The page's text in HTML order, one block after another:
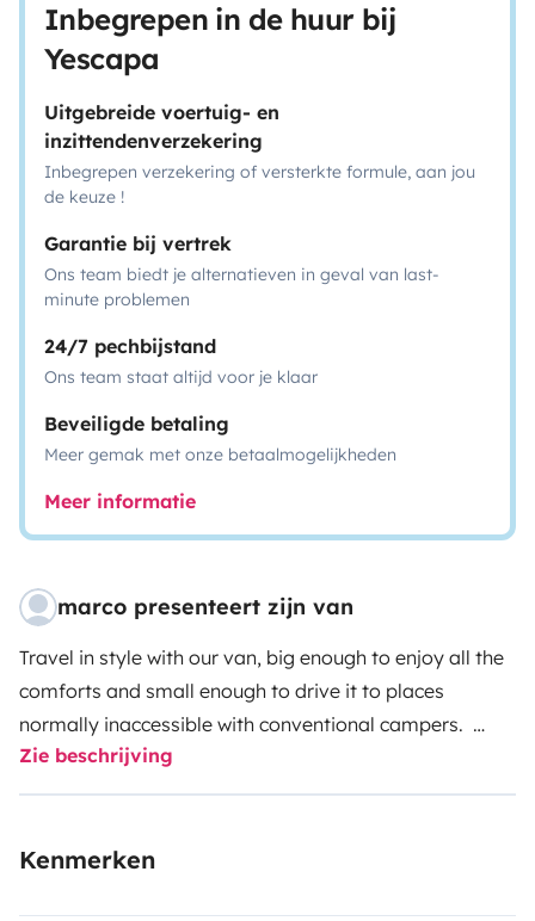
Inbegrepen in de huur bij
Yescapa
Uitgebreide voertuig- en
inzittendenverzekering
Inbegrepen verzekering of versterkte formule, aan jou
de keuze !
Garantie bij vertrek
Ons team biedt je alternatieven in geval van last-
minute problemen
24/7 pechbijstand
Ons team staat altijd voor je klaar
Beveiligde betaling
Meer gemak met onze betaalmogelijkheden
Meer informatie
marco presenteert zijn van
Travel in style with our van, big enough to enjoy all the
comforts and small enough to drive it to places
normally inaccessible with conventional campers.
The equipment includes a full home style gas kitchen
fridge with freezer, large double bed with high mattres,
Zie beschrijving
Kenmerken